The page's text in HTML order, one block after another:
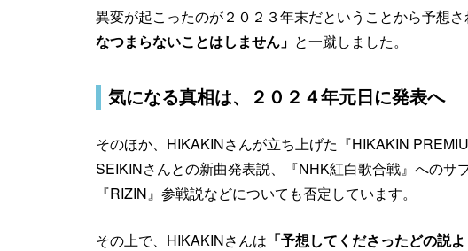
異変が起こったのが２０２３年末だということから予想
なつまらないことはしません」 と一蹴しました。
気になる真相は、２０２４年元日に発表へ
そのほか、HIKAKINさんが立ち上げた『HIKAKIN
SEIKINさんとの新曲発表説、『NHK紅白歌合戦』へのサ
『RIZIN』参戦説などについても否定しています。
その上で、HIKAKINさんは 「予想してくださったどの説